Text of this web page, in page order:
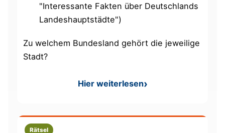
"Interessante Fakten über Deutschlands
Landeshauptstädte")
Zu welchem Bundesland gehört die jeweilige
Stadt?
Hier weiterlesen: Aufgabe: Welche
Rätsel